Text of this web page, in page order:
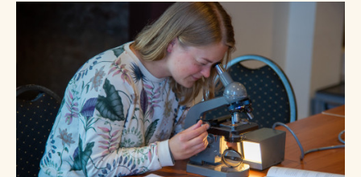
NU TE KOOP IN DE WINKEL
NIJMEEGSE VOGELMONUMENTJES
ZAALVERHUUR
HUISREGELS
KINDERFEESTJE
JAARVERSLAG
ORGANOGRAM
GEEF EEN VRIENDSCHAP CADEAU!
SCHENKEN & NALATEN
OVER DE COLLECTIE
DOOD DIER GEVONDEN?
PUBLICATIES
NIEUWSBRIEF
2000 JAAR GESCHIEDENIS AAN DE WAAL
CONTACT